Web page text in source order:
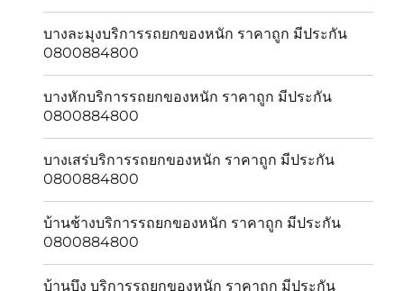
บางละมุงบริการรถยกของหนัก ราคาถูก มีประกัน
0800884800
บางหักบริการรถยกของหนัก ราคาถูก มีประกัน
0800884800
บางเสร่บริการรถยกของหนัก ราคาถูก มีประกัน
0800884800
บ้านช้างบริการรถยกของหนัก ราคาถูก มีประกัน
0800884800
บ้านบึง บริการรถยกของหนัก ราคาถูก มีประกัน